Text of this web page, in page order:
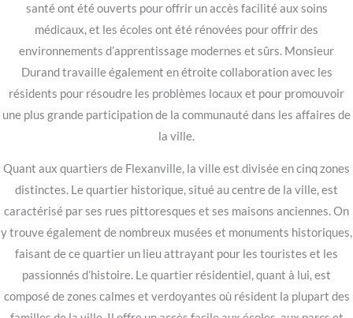
santé ont été ouverts pour offrir un accès facilité aux soins
médicaux, et les écoles ont été rénovées pour offrir des
environnements d’apprentissage modernes et sûrs. Monsieur
Durand travaille également en étroite collaboration avec les
résidents pour résoudre les problèmes locaux et pour promouvoir
une plus grande participation de la communauté dans les affaires de
la ville.
Quant aux quartiers de Flexanville, la ville est divisée en cinq zones
distinctes. Le quartier historique, situé au centre de la ville, est
caractérisé par ses rues pittoresques et ses maisons anciennes. On
y trouve également de nombreux musées et monuments historiques,
faisant de ce quartier un lieu attrayant pour les touristes et les
passionnés d’histoire. Le quartier résidentiel, quant à lui, est
composé de zones calmes et verdoyantes où résident la plupart des